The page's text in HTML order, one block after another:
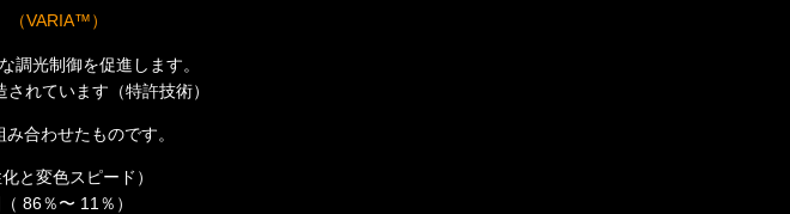
VARIA™）
光制御を促進します。
れています（特許技術）
合わせたものです。
と変色スピード）
86％〜 11％）